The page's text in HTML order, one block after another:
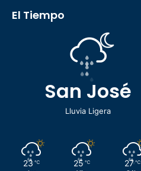
El Tiempo
San José
Lluvia Ligera
23 ℃ 25 ℃ 27 ℃